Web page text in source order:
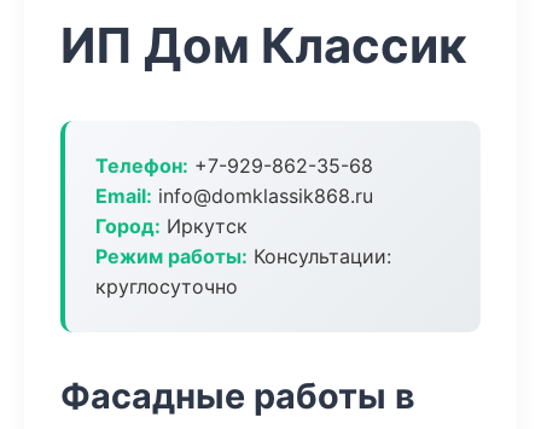
ИП Дом Классик
Телефон: +7-929-862-35-68
Email: info@domklassik868.ru
Город: Иркутск
Режим работы: Консультации:
круглосуточно
Фасадные работы в